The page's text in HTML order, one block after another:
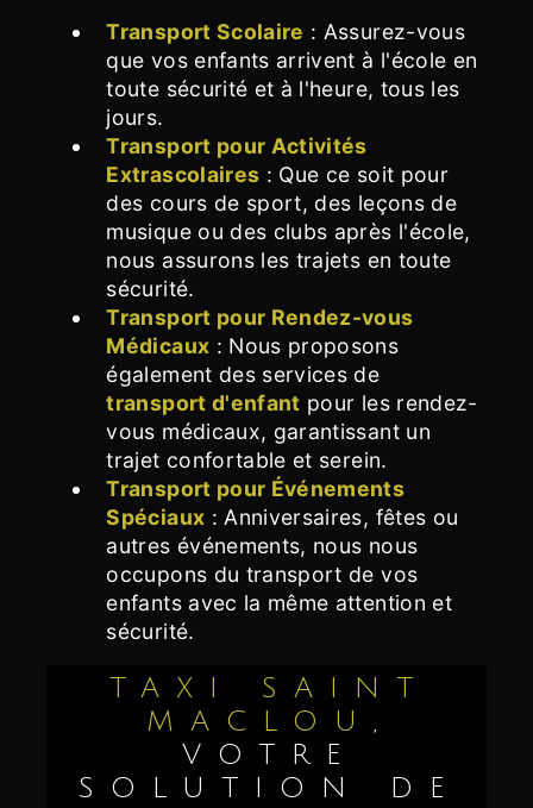
Transport Scolaire : Assurez-vous
que vos enfants arrivent à l'école en
toute sécurité et à l'heure, tous les
jours.
Transport pour Activités
Extrascolaires : Que ce soit pour
des cours de sport, des leçons de
musique ou des clubs après l'école,
nous assurons les trajets en toute
sécurité.
Transport pour Rendez-vous
Médicaux : Nous proposons
également des services de
transport d'enfant pour les rendez-
vous médicaux, garantissant un
trajet confortable et serein.
Transport pour Événements
Spéciaux : Anniversaires, fêtes ou
autres événements, nous nous
occupons du transport de vos
enfants avec la même attention et
sécurité.
TAXI SAINT
MACLOU ,
VOTRE
SOLUTION DE